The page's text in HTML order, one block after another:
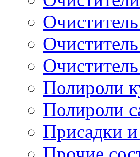
Полироли
Полироли
Присадки